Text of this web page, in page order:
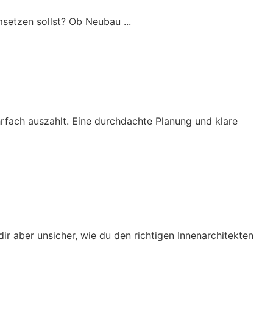
sollst? Ob Neubau ...
auszahlt. Eine durchdachte Planung und klare
aber unsicher, wie du den richtigen Innenarchitekten